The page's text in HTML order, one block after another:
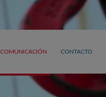
COMUNICACIÓN CONTACTO